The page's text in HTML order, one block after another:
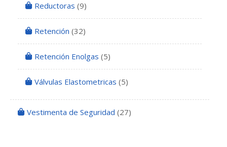
Reductoras (9)
Retención (32)
Retención Enolgas (5)
Válvulas Elastometricas (5)
Vestimenta de Seguridad (27)